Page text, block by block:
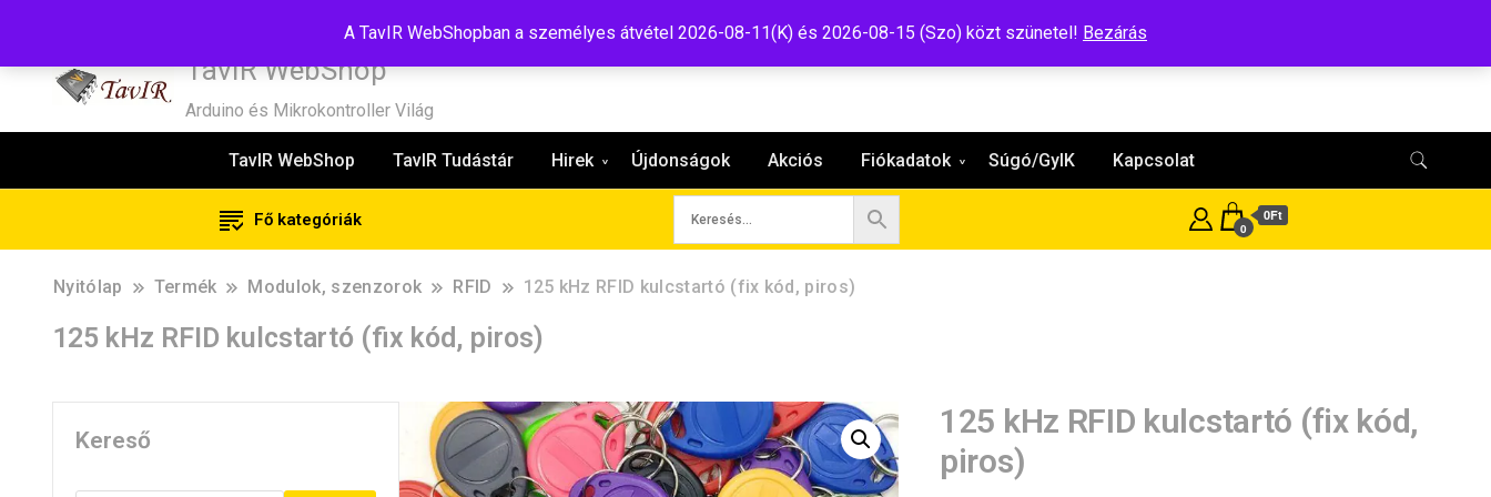
A TavIR WebShopban a személyes átvétel 2026-08-11(K) és 2026-08-15 (Szo) közt szünetel! Bezárás
TavIR WebShop
Arduino és Mikrokontroller Világ
TavIR WebShop TavIR Tudástár Hirek Újdonságok Akciós Fiókadatok Súgó/GyIK Kapcsolat
Fő kategóriák 0
0Ft
Nyitólap Termék Modulok, szenzorok RFID 125 kHz RFID kulcstartó (fix kód, piros)
125 kHz RFID kulcstartó (fix kód, piros)
125 kHz RFID kulcstartó (fix kód,
piros)
Kereső